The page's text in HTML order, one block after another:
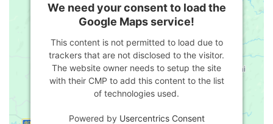
We need your consent to load the
Google Maps service!
This content is not permitted to load due to
trackers that are not disclosed to the visitor.
The website owner needs to setup the site
with their CMP to add this content to the list
of technologies used.
Powered by Usercentrics Consent